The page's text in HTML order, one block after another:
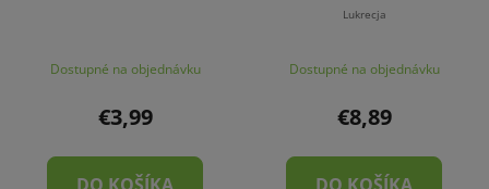
Dostupné na objednávku
€3,99
Lukrecja
Dostupné na objednávku
€8,89